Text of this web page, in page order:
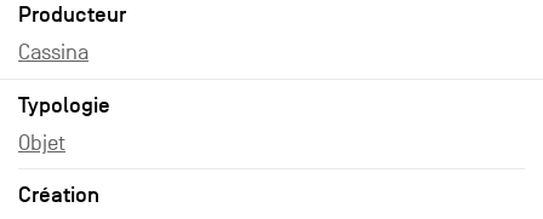
Producteur
Cassina
Typologie
Objet
Création